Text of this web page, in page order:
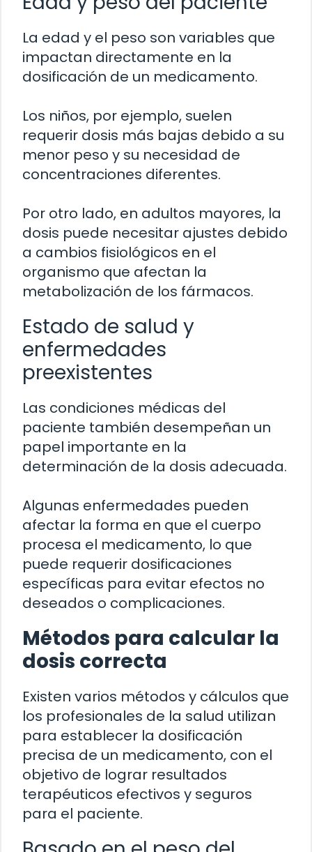
La edad y el peso son variables que
impactan directamente en la
dosificación de un medicamento.
Los niños, por ejemplo, suelen
requerir dosis más bajas debido a su
menor peso y su necesidad de
concentraciones diferentes.
Por otro lado, en adultos mayores, la
dosis puede necesitar ajustes debido
a cambios fisiológicos en el
organismo que afectan la
metabolización de los fármacos.
Estado de salud y
enfermedades
preexistentes
Las condiciones médicas del
paciente también desempeñan un
papel importante en la
determinación de la dosis adecuada.
Algunas enfermedades pueden
afectar la forma en que el cuerpo
procesa el medicamento, lo que
puede requerir dosificaciones
específicas para evitar efectos no
deseados o complicaciones.
Métodos para calcular la
dosis correcta
Existen varios métodos y cálculos que
los profesionales de la salud utilizan
para establecer la dosificación
precisa de un medicamento, con el
objetivo de lograr resultados
terapéuticos efectivos y seguros
para el paciente.